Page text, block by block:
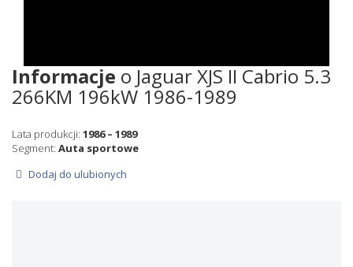
Informacje o Jaguar XJS II Cabrio 5.3
266KM 196kW 1986-1989
Lata produkcji: 1986 – 1989
Segment: Auta sportowe
Dodaj do ulubionych